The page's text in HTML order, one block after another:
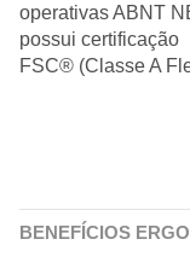
operativas ABNT
possui certificação
FSC® (Classe A
BENEFÍCIOS